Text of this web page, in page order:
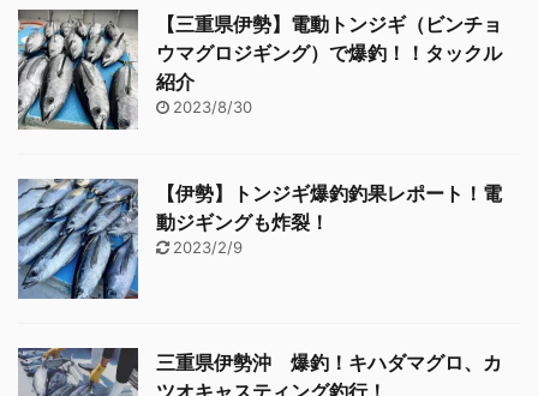
【三重県伊勢】電動トンジギ（ビンチョ
ウマグロジギング）で爆釣！！タックル
紹介
2023/8/30
【伊勢】トンジギ爆釣釣果レポート！電
動ジギングも炸裂！
2023/2/9
三重県伊勢沖 爆釣！キハダマグロ、カ
ツオキャスティング釣行！